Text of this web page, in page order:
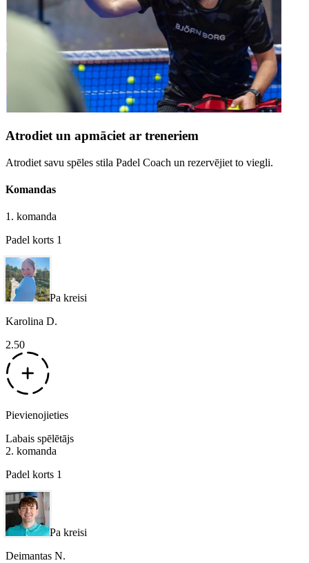
Atrodiet un apmāciet ar treneriem
Atrodiet savu spēles stila Padel Coach un rezervējiet to viegli.
Komandas
1. komanda
Padel korts 1
Pa kreisi
Karolina D.
2.50
Pievienojieties
Labais spēlētājs
2. komanda
Padel korts 1
Pa kreisi
Deimantas N.